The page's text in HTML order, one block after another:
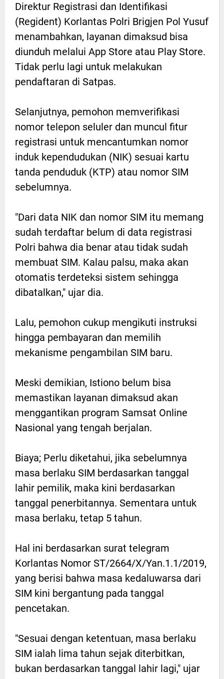
Direktur Registrasi dan Identifikasi
(Regident) Korlantas Polri Brigjen Pol Yusuf
menambahkan, layanan dimaksud bisa
diunduh melalui App Store atau Play Store.
Tidak perlu lagi untuk melakukan
pendaftaran di Satpas.
Selanjutnya, pemohon memverifikasi
nomor telepon seluler dan muncul fitur
registrasi untuk mencantumkan nomor
induk kependudukan (NIK) sesuai kartu
tanda penduduk (KTP) atau nomor SIM
sebelumnya.
"Dari data NIK dan nomor SIM itu memang
sudah terdaftar belum di data registrasi
Polri bahwa dia benar atau tidak sudah
membuat SIM. Kalau palsu, maka akan
otomatis terdeteksi sistem sehingga
dibatalkan," ujar dia.
Lalu, pemohon cukup mengikuti instruksi
hingga pembayaran dan memilih
mekanisme pengambilan SIM baru.
Meski demikian, Istiono belum bisa
memastikan layanan dimaksud akan
menggantikan program Samsat Online
Nasional yang tengah berjalan.
Biaya; Perlu diketahui, jika sebelumnya
masa berlaku SIM berdasarkan tanggal
lahir pemilik, maka kini berdasarkan
tanggal penerbitannya. Sementara untuk
masa berlaku, tetap 5 tahun.
Hal ini berdasarkan surat telegram
Korlantas Nomor ST/2664/X/Yan.1.1/2019,
yang berisi bahwa masa kedaluwarsa dari
SIM kini bergantung pada tanggal
pencetakan.
"Sesuai dengan ketentuan, masa berlaku
SIM ialah lima tahun sejak diterbitkan,
bukan berdasarkan tanggal lahir lagi," ujar